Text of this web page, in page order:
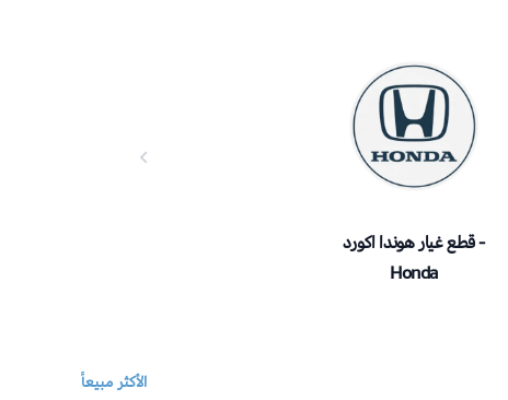
قطع غيار هوندا اكورد -
Honda
الأكثر مبيعاً